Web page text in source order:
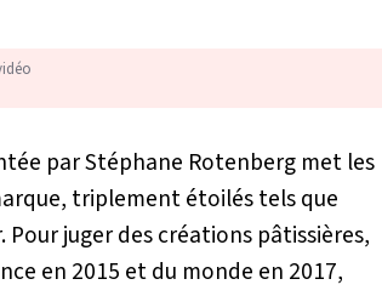
par Stéphane Rotenberg met les
triplement étoilés tels que
Pour juger des créations pâtissières,
en 2015 et du monde en 2017,